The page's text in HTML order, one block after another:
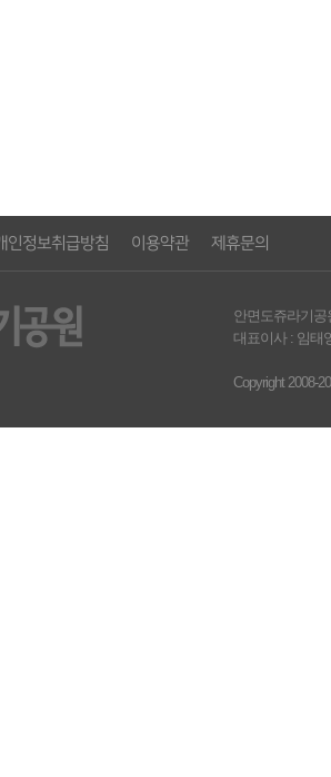
인정보취급방침 이용약관 제휴문의
안면도쥬라기공
대표이사 : 임태
Copyright 2008-